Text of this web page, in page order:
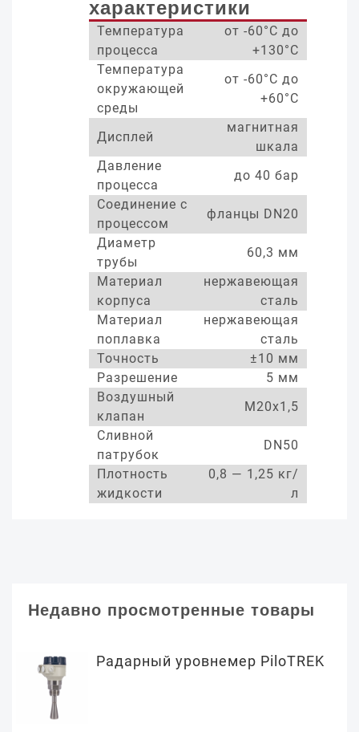
характеристики
Температура
процесса
от -60°С до
+130°С
Температура
окружающей
среды
от -60°С до
+60°С
Дисплей
магнитная
шкала
Давление
процесса
до 40 бар
Соединение с
процессом
фланцы DN20
Диаметр
трубы
60,3 мм
Материал
корпуса
нержавеющая
сталь
Материал
поплавка
нержавеющая
сталь
Точность
±10 мм
Разрешение
5 мм
Воздушный
клапан
М20х1,5
Сливной
патрубок
DN50
Плотность
жидкости
0,8 — 1,25 кг/
л
Недавно просмотренные товары
Радарный уровнемер PiloTREK